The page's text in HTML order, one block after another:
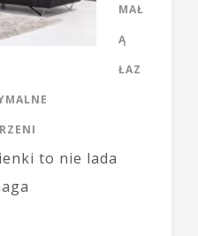
MAŁ
Ą
ŁAZ
to nie lada